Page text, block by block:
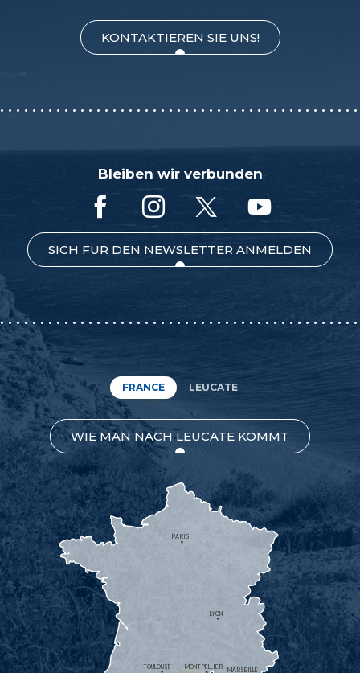
KONTAKTIEREN SIE UNS!
Bleiben wir verbunden
SICH FÜR DEN NEWSLETTER ANMELDEN
FRANCE LEUCATE
WIE MAN NACH LEUCATE KOMMT
MONTPELLIER MARSEILLE
TOULOUSE
LYON
PARIS